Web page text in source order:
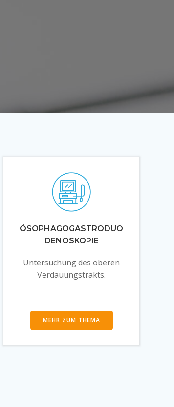
ÖSOPHAGOGASTRODUO
DENOSKOPIE
Untersuchung des oberen
Verdauungstrakts.
MEHR ZUM THEMA